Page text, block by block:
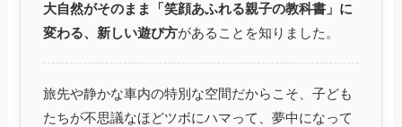
大自然がそのまま「笑顔あふれる親子の教科書」に
変わる、新しい遊び方があることを知りました。
旅先や静かな車内の特別な空間だからこそ、子ども
たちが不思議なほどツボにハマって、夢中になって